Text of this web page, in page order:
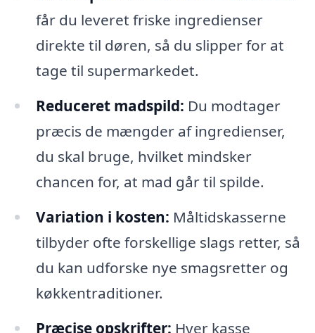
får du leveret friske ingredienser
direkte til døren, så du slipper for at
tage til supermarkedet.
Reduceret madspild: Du modtager
præcis de mængder af ingredienser,
du skal bruge, hvilket mindsker
chancen for, at mad går til spilde.
Variation i kosten: Måltidskasserne
tilbyder ofte forskellige slags retter, så
du kan udforske nye smagsretter og
køkkentraditioner.
Præcise opskrifter: Hver kasse